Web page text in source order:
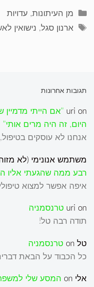
קטגוריות
מן העיתונות, עדויות
תגיות
ארנון סגל, נישואין
תגובות אחרונות
uri on
"אם הייתי
היום, זה היה מרים אותי"
אנחנו לא עוסקים
משתמש אנונימי (לא
רבע ממה שהגעתי אליו
איפה אפשר למצוא
uri on
טרנסמניה
תודה רבה טל!
טל on טרנסמניה
כל הכבוד על הבאת
אלי on המסע שלי